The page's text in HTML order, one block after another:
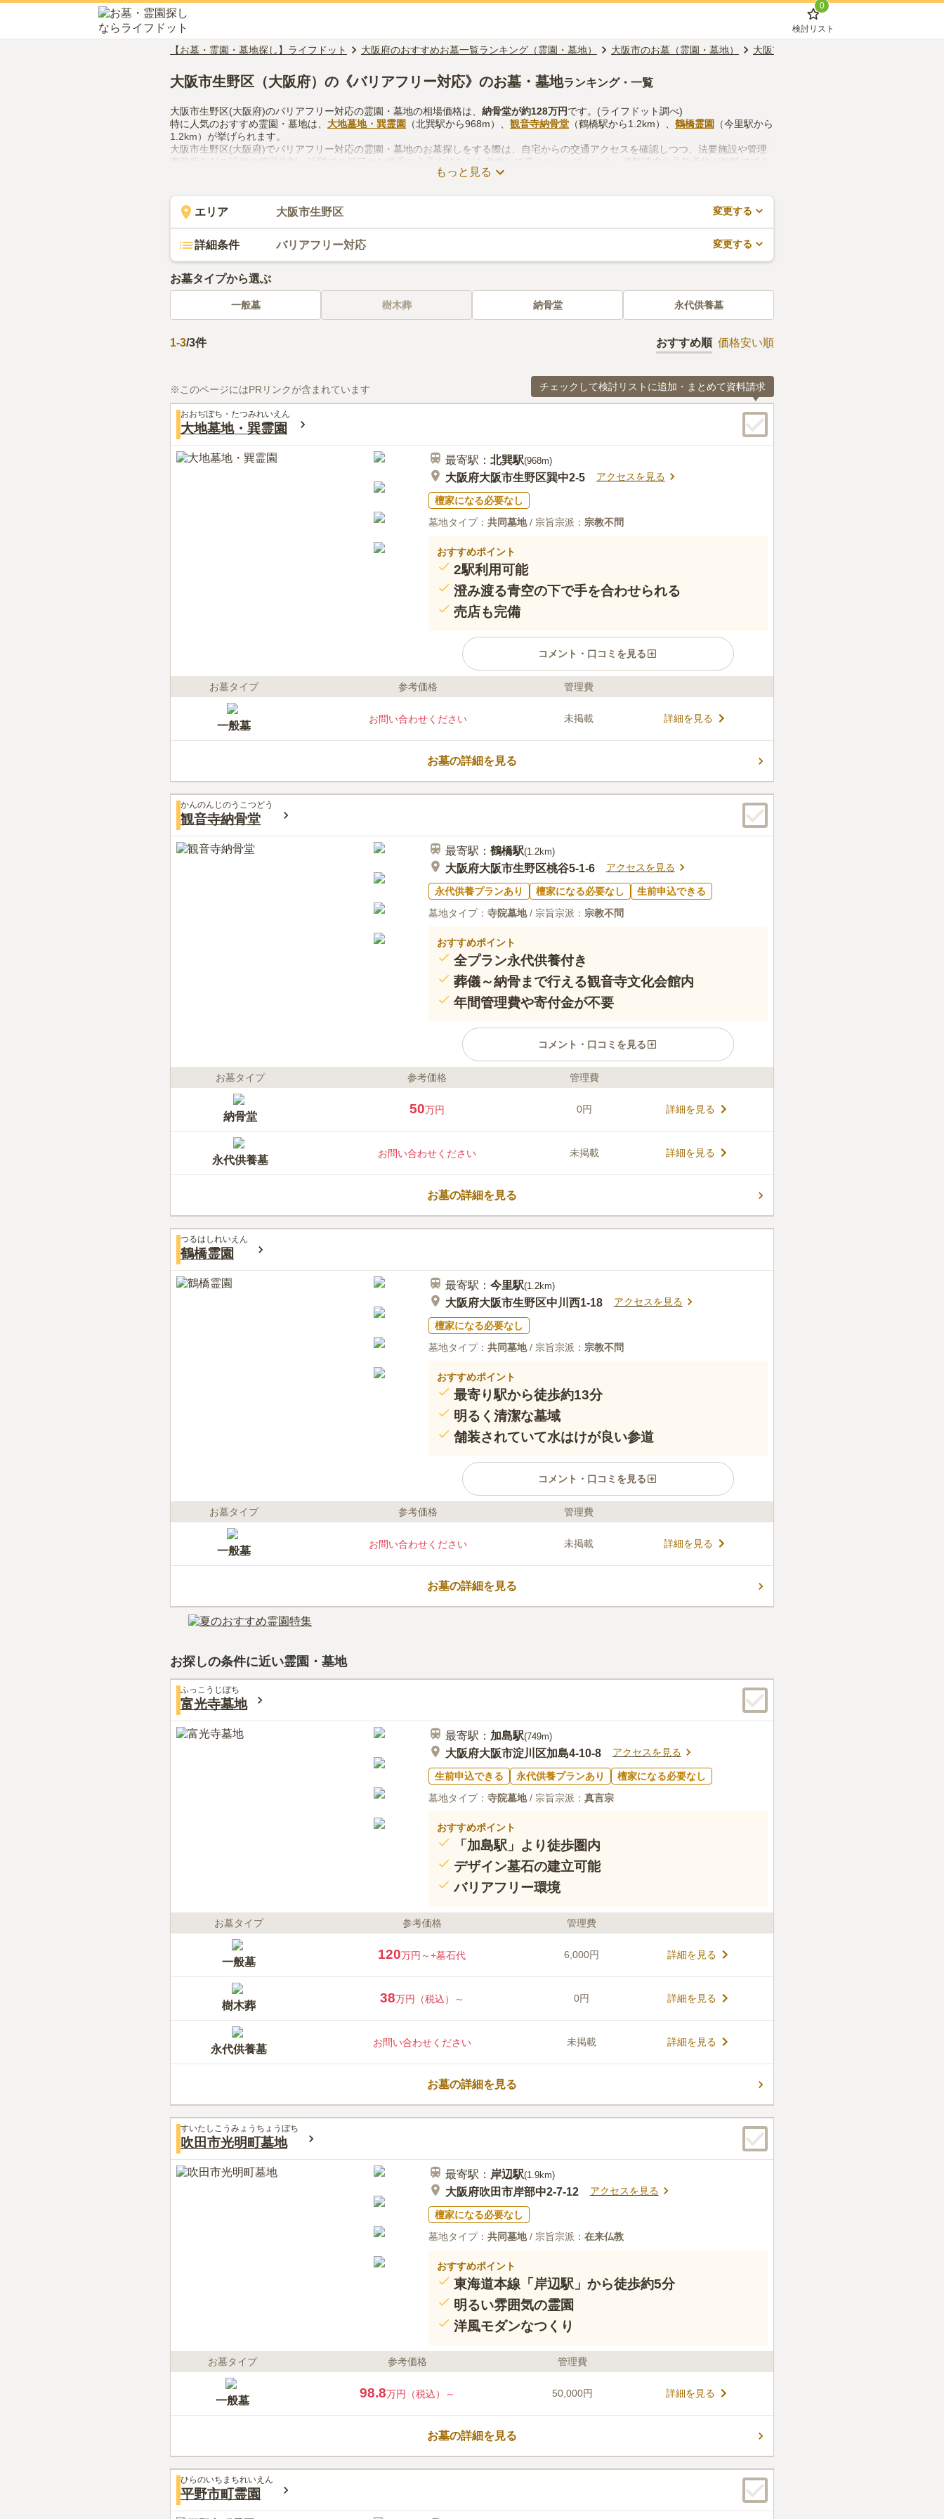
0
検討リスト
【お墓・霊園・墓地探し】ライフドット 大阪府のおすすめお墓一覧ランキング（霊園・墓地） 大阪市のお墓（霊園・墓地） 大阪市生野区のお墓（霊園・墓地）
大阪市生野区（大阪府）の《バリアフリー対応》のお墓・墓地ランキング・一覧
大阪市生野区(大阪府)のバリアフリー対応の霊園・墓地の相場価格は、 納骨堂が約128万円です。(ライフドット調べ)
特に人気のおすすめ霊園・墓地は、 大地墓地・巽霊園 （北巽駅から968m）、 観音寺納骨堂 （鶴橋駅から1.2km）、 鶴橋霊園
（今里駅から
1.2km）が挙げられます。
大阪市生野区(大阪府)でバリアフリー対応の霊園・墓地のお墓探しをする際は、自宅からの交通アクセスを確認しつつ、法要施設や管理
事務所などの設備や管理体制、近隣での供花やお線香の入手方法などを考慮して選ぶとよいでしょう。資料請求や見学予約が無料ででき
もっと見る
エリア 大阪市生野区 変更する
詳細条件 バリアフリー対応 変更する
お墓タイプから選ぶ
一般墓 樹木葬 納骨堂 永代供養墓
1-3/3件 おすすめ順 価格安い順
※このページにはPRリンクが含まれています チェックして検討リストに追加・まとめて資料請求
おおぢぼち・たつみれいえん
大地墓地・巽霊園
最寄駅： 北巽駅(968m)
大阪府大阪市生野区巽中2-5 アクセスを見る
檀家になる必要なし
墓地タイプ： 共同墓地/ 宗旨宗派： 宗教不問
おすすめポイント
2駅利用可能
澄み渡る青空の下で手を合わせられる
売店も完備
コメント・口コミを見る
ライフドット編集部のコメント
で信仰を大切にしたい方や無宗教の方でも、安心して眠ること
ができます。管理事務所や休憩所があり、水汲み場には屋根が
ついているので、暑い日は日影で休むことができます。売店が
あるため、お花やお線香を購入することができ、お墓参りの際
に荷物が少なくて済みます。最寄駅である地下鉄千日前線「南
巽駅」を含めた複数の駅から徒歩圏内にあり、「巽中学校前」
からも近いので、車がない方も安心してお墓参りができます。
お墓参りの途中に、霊園から5分位の場所の花屋さんで、花を
購入します。ろうそく、線香は自宅から持参していきます。
お墓タイプ 参考価格 管理費
一般墓
お問い合わせください 未掲載 詳細を見る
お墓の詳細を見る
かんのんじのうこつどう
観音寺納骨堂
最寄駅： 鶴橋駅(1.2km)
大阪府大阪市生野区桃谷5-1-6 アクセスを見る
永代供養プランあり 檀家になる必要なし
生前申込できる
墓地タイプ： 寺院墓地/ 宗旨宗派： 宗教不問
おすすめポイント
全プラン永代供養付き
葬儀～納骨まで行える観音寺文化会館内
年間管理費や寄付金が不要
コメント・口コミを見る
ライフドット編集部のコメント
音寺文化会館の屋内にあるので、天候を気にせずにゆったりと
故人に向き合えます。5万円から350万円まで幅広いプランがあ
祀されないので、他人の遺骨と混ざることに抵抗のある方にも
最適です。観音寺納骨堂の裏手には、韓流グッズやグルメで賑
わう生野コリアタウン（御幸通り）があります。活気を感じら
口コミ評価
この霊園はまだ誰からも評価されていません。
お墓タイプ 参考価格 管理費
納骨堂
50万円 0円 詳細を見る
永代供養墓
お問い合わせください 未掲載 詳細を見る
お墓の詳細を見る
つるはしれいえん
鶴橋霊園
最寄駅： 今里駅(1.2km)
大阪府大阪市生野区中川西1-18 アクセスを見る
檀家になる必要なし
墓地タイプ： 共同墓地/ 宗旨宗派： 宗教不問
おすすめポイント
最寄り駅から徒歩約13分
明るく清潔な墓域
舗装されていて水はけが良い参道
コメント・口コミを見る
ライフドット編集部のコメント
ーカーをご利用になる方でもお墓参りがしやすいです。 水汲み
場には、バケツや柄杓だけではなく、箒や塵取りを完備してい
ます。 お墓掃除の道具を沢山持参する必要がないのは嬉しいポ
イントです。 水子供養の仏像があり、故人や訪れる人を優しい
まなざしで温かく見守ってくれます。
口コミの続きを読む
お墓タイプ 参考価格 管理費
一般墓
お問い合わせください 未掲載 詳細を見る
お墓の詳細を見る
お探しの条件に近い霊園・墓地
ふっこうじぼち
富光寺墓地
最寄駅： 加島駅(749m)
大阪府大阪市淀川区加島4-10-8 アクセスを見る
生前申込できる 永代供養プランあり
檀家になる必要なし
墓地タイプ： 寺院墓地/ 宗旨宗派： 真言宗
おすすめポイント
「加島駅」より徒歩圏内
デザイン墓石の建立可能
バリアフリー環境
お墓タイプ 参考価格 管理費
一般墓
120万円～+墓石代 6,000円 詳細を見る
樹木葬
38万円（税込）～ 0円 詳細を見る
永代供養墓
お問い合わせください 未掲載 詳細を見る
お墓の詳細を見る
すいたしこうみょうちょうぼち
吹田市光明町墓地
最寄駅： 岸辺駅(1.9km)
大阪府吹田市岸部中2-7-12 アクセスを見る
檀家になる必要なし
墓地タイプ： 共同墓地/ 宗旨宗派： 在来仏教
おすすめポイント
東海道本線「岸辺駅」から徒歩約5分
明るい雰囲気の霊園
洋風モダンなつくり
お墓タイプ 参考価格 管理費
一般墓
98.8万円（税込）～ 50,000円 詳細を見る
お墓の詳細を見る
ひらのいちまちれいえん
平野市町霊園